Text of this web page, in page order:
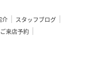
介
スタッフブログ
ご来店予約